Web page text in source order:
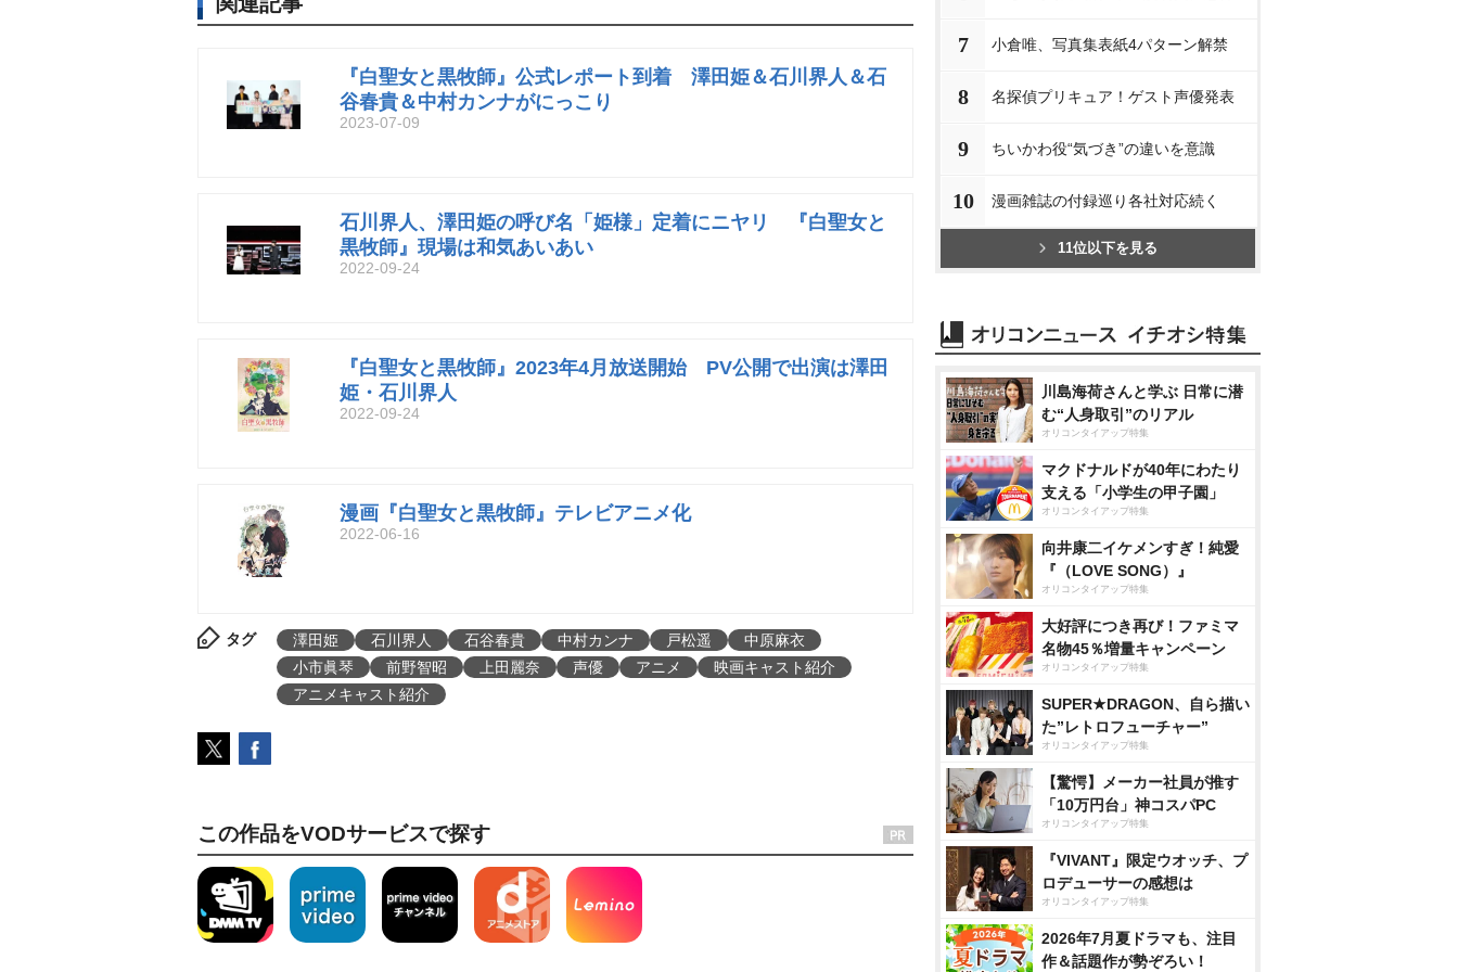
『白聖女と黒牧師』公式レポート到着 澤田姫＆石川界人＆石
谷春貴＆中村カンナがにっこり
2023-07-09
石川界人、澤田姫の呼び名「姫様」定着にニヤリ 『白聖女と
黒牧師』現場は和気あいあい
2022-09-24
『白聖女と黒牧師』2023年4月放送開始 PV公開で出演は澤田
姫・石川界人
2022-09-24
漫画『白聖女と黒牧師』テレビアニメ化
2022-06-16
タグ 澤田姫 石川界人 石谷春貴 中村カンナ 戸松遥
中原麻衣
小市眞琴
前野智昭 上田麗奈 声優 アニメ
映画キャスト紹介
アニメキャスト紹介
この作品をVODサービスで探す
7 小倉唯、写真集表紙4パターン解禁
8 名探偵プリキュア！ゲスト声優発表
9 ちいかわ役“気づき”の違いを意識
10 漫画雑誌の付録巡り各社対応続く
11位以下を見る
川島海荷さんと学ぶ 日常に潜
む“人身取引”のリアル
オリコンタイアップ特集
マクドナルドが40年にわたり
支える「小学生の甲子園」
オリコンタイアップ特集
向井康二イケメンすぎ！純愛
『（LOVE SONG）』
オリコンタイアップ特集
大好評につき再び！ファミマ
名物45％増量キャンペーン
オリコンタイアップ特集
SUPER★DRAGON、自ら描い
た”レトロフューチャー”
オリコンタイアップ特集
【驚愕】メーカー社員が推す
「10万円台」神コスパPC
オリコンタイアップ特集
『VIVANT』限定ウオッチ、プ
ロデューサーの感想は
オリコンタイアップ特集
2026年7月夏ドラマも、注目
作＆話題作が勢ぞろい！